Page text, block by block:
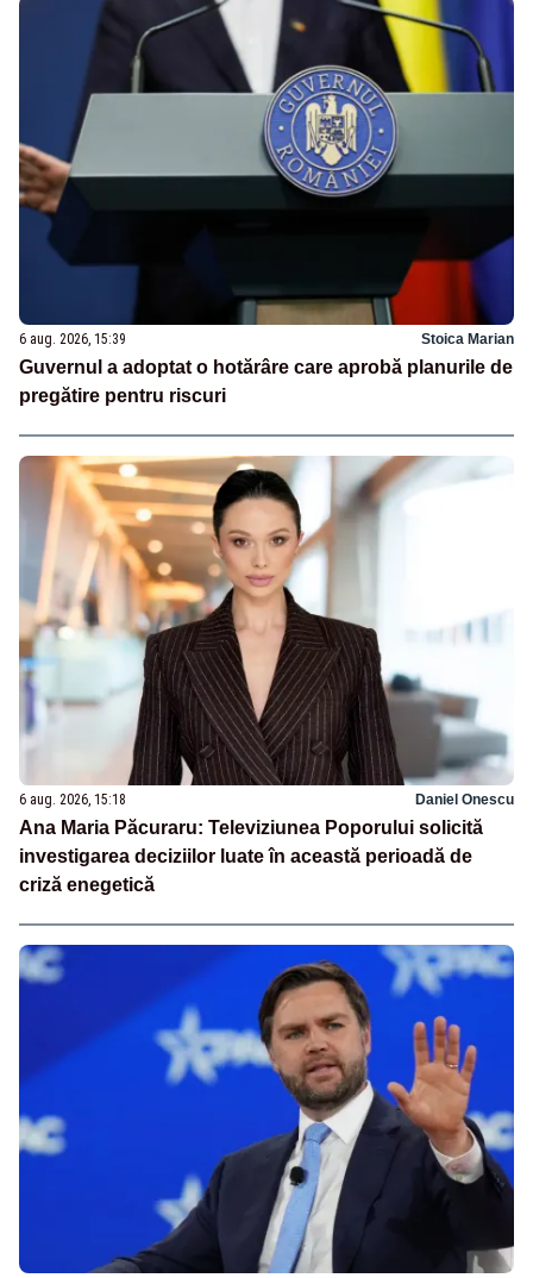
6 aug. 2026, 15:39 Stoica Marian
Guvernul a adoptat o hotărâre care aprobă planurile de
pregătire pentru riscuri
6 aug. 2026, 15:18 Daniel Onescu
Ana Maria Păcuraru: Televiziunea Poporului solicită
investigarea deciziilor luate în această perioadă de
criză enegetică